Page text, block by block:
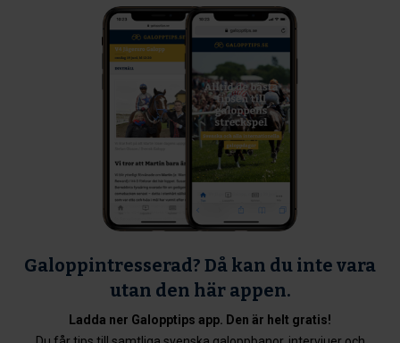
Galoppintresserad? Då kan du inte vara
utan den här appen.
Ladda ner Galopptips app. Den är helt gratis!